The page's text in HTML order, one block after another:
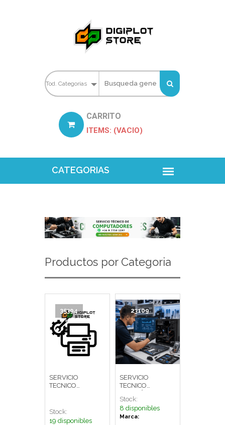
CARRITO
ITEMS: (VACIO)
Productos por Categoria
35394
SERVICIO
TECNICO
LIMITADA
Stock:
19 disponibles
23109
SERVICIO
TECNICO
GENERAL
Stock:
8 disponibles
Marca: